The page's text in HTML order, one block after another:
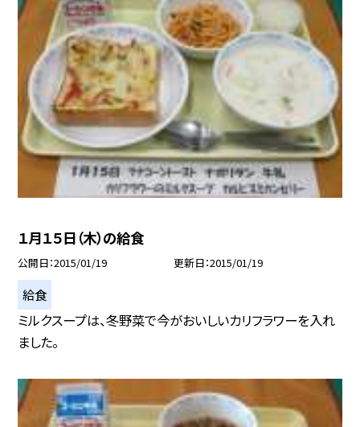
１月１５日（木）の給食
公開日 2015/01/19 更新日 2015/01/19
給食
ミルクスープは、冬野菜で今がおいしいカリフラワーを入れ
ました。